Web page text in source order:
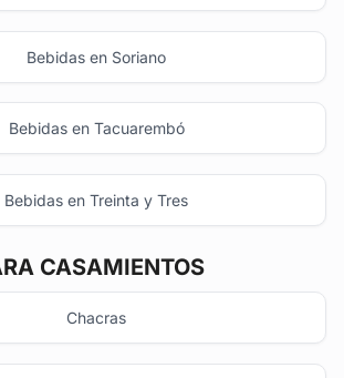
Bebidas en Soriano
Bebidas en Tacuarembó
Bebidas en Treinta y Tres
CASAMIENTOS
Chacras